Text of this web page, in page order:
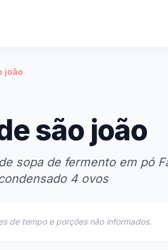
joão
são joão
sopa de fermento em pó
4 ovos
de tempo e porções não informados.